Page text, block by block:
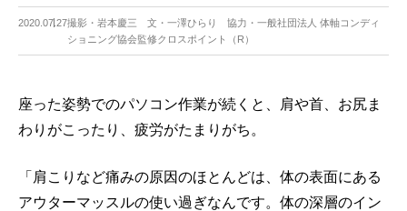
2020.07.27撮影・岩本慶三 文・一澤ひらり 協力・一般社団法人 体軸コンディ
ショニング協会監修クロスポイント（R）
座った姿勢でのパソコン作業が続くと、肩や首、お尻ま
わりがこったり、疲労がたまりがち。
「肩こりなど痛みの原因のほとんどは、体の表面にある
アウターマッスルの使い過ぎなんです。体の深層のイン